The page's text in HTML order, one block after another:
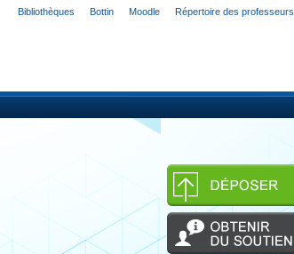
Bibliothèques Bottin Moodle Répertoire des professeurs